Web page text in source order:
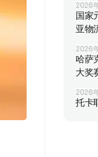
2026
国家
亚物
2026
哈萨
大奖
2026
托卡